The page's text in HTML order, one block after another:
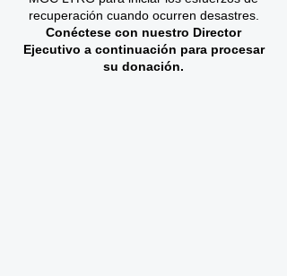
recuperación cuando ocurren desastres.
Conéctese con nuestro Director
Ejecutivo a continuación para procesar
su donación.